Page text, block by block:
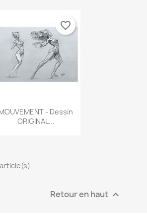
Aperçu rapide
- Dessin
ORIGINAL...
favorite_border
Retour en haut 